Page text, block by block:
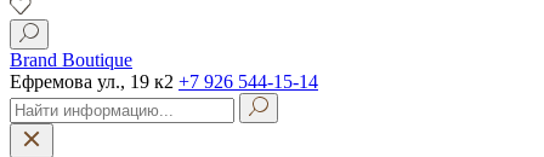
Brand Boutique
Ефремова ул., 19 к2 +7 926 544-15-14